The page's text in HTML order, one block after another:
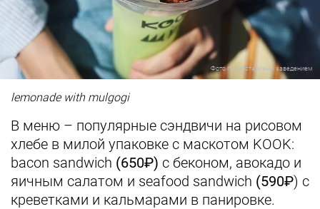
Фото предоставлены заведением
lemonade with mulgogi
В меню – популярные сэндвичи на рисовом
хлебе в милой упаковке с маскотом KOOK:
bacon sandwich (650₽) с беконом, авокадо и
яичным салатом и seafood sandwich (590₽) с
креветками и кальмарами в панировке.